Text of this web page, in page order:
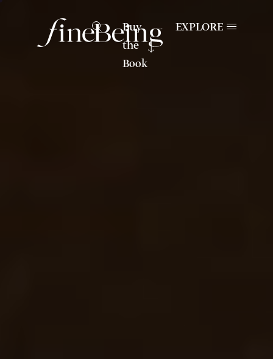
Buy
the
Book
EXPLORE